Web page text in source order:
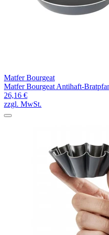
Matfer Bourgeat
Matfer Bourgeat Antihaft-
26,16 €
zzgl. MwSt.